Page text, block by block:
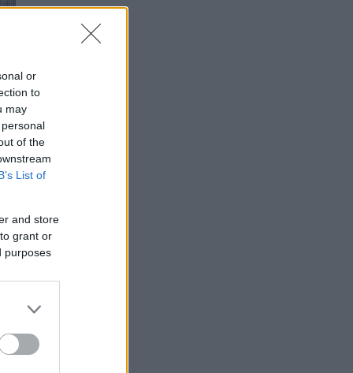
or
to
may
of the
List of
and store
grant or
purposes